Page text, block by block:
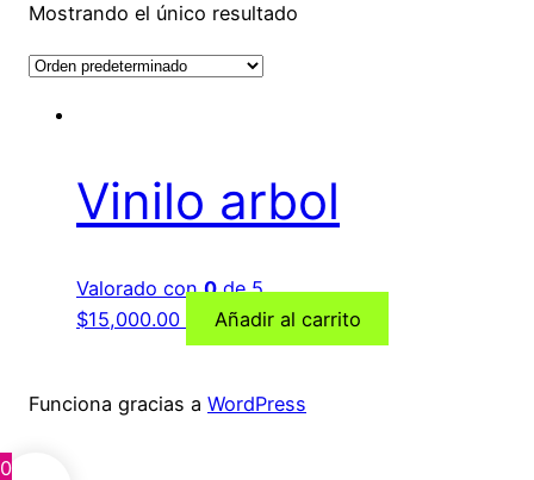
Mostrando el único resultado
Vinilo arbol
Valorado con0de 5
$15,000.00 Añadir al carrito
Funciona gracias a WordPress
0